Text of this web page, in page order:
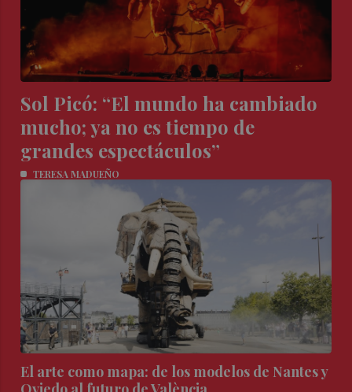
Sol Picó: “El mundo ha cambiado
mucho; ya no es tiempo de
grandes espectáculos”
TERESA MADUEÑO
El arte como mapa: de los modelos de Nantes y